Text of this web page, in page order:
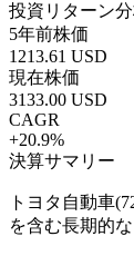
投資リターン
5年前株価
1213.61 USD
現在株価
3133.00 USD
CAGR
+20.9%
決算サマリー
トヨタ自動車
を含む長期的